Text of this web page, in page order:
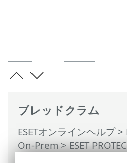
ブレッドクラム
ESETオンラインヘルプ>
On-Prem>ESET